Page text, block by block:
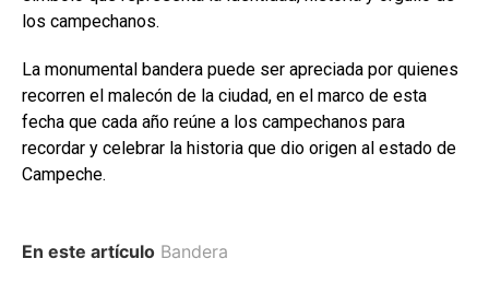
los campechanos.
La monumental bandera puede ser apreciada por quienes
recorren el malecón de la ciudad, en el marco de esta
fecha que cada año reúne a los campechanos para
recordar y celebrar la historia que dio origen al estado de
Campeche.
En este artículo Bandera